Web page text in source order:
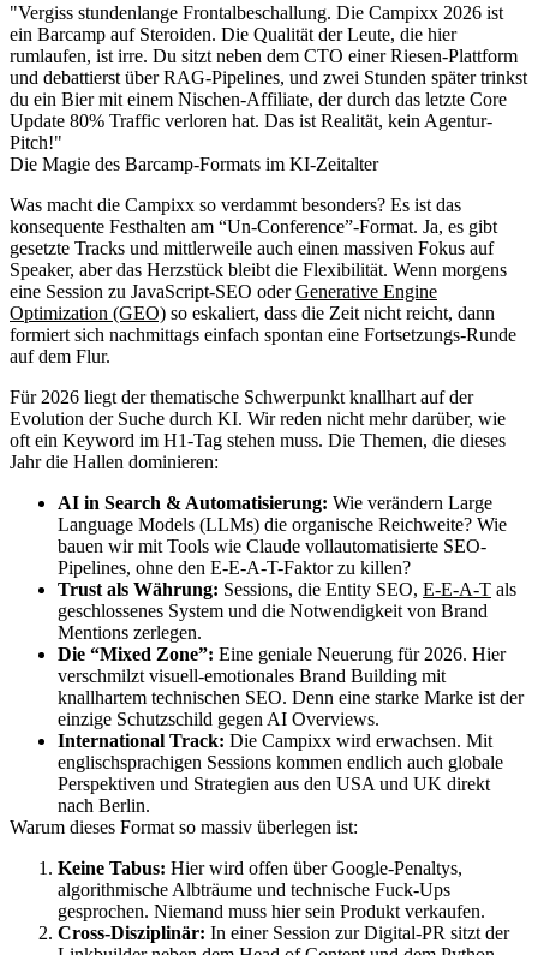
"Vergiss stundenlange Frontalbeschallung. Die Campixx 2026 ist
ein Barcamp auf Steroiden. Die Qualität der Leute, die hier
rumlaufen, ist irre. Du sitzt neben dem CTO einer Riesen-Plattform
und debattierst über RAG-Pipelines, und zwei Stunden später trinkst
du ein Bier mit einem Nischen-Affiliate, der durch das letzte Core
Update 80% Traffic verloren hat. Das ist Realität, kein Agentur-
Pitch!"
Die Magie des Barcamp-Formats im KI-Zeitalter
Was macht die Campixx so verdammt besonders? Es ist das
konsequente Festhalten am “Un-Conference”-Format. Ja, es gibt
gesetzte Tracks und mittlerweile auch einen massiven Fokus auf
Speaker, aber das Herzstück bleibt die Flexibilität. Wenn morgens
eine Session zu JavaScript-SEO oderGenerative Engine
Optimization (GEO) so eskaliert, dass die Zeit nicht reicht, dann
formiert sich nachmittags einfach spontan eine Fortsetzungs-Runde
auf dem Flur.
Für 2026 liegt der thematische Schwerpunkt knallhart auf der
Evolution der Suche durch KI. Wir reden nicht mehr darüber, wie
oft ein Keyword im H1-Tag stehen muss. Die Themen, die dieses
Jahr die Hallen dominieren:
AI in Search & Automatisierung: Wie verändern Large
Language Models (LLMs) die organische Reichweite? Wie
bauen wir mit Tools wie Claude vollautomatisierte SEO-
Pipelines, ohne den E-E-A-T-Faktor zu killen?
Trust als Währung: Sessions, die Entity SEO, E-E-A-T als
geschlossenes System und die Notwendigkeit von Brand
Mentions zerlegen.
Die “Mixed Zone”: Eine geniale Neuerung für 2026. Hier
verschmilzt visuell-emotionales Brand Building mit
knallhartem technischen SEO. Denn eine starke Marke ist der
einzige Schutzschild gegen AI Overviews.
International Track: Die Campixx wird erwachsen. Mit
englischsprachigen Sessions kommen endlich auch globale
Perspektiven und Strategien aus den USA und UK direkt
nach Berlin.
Warum dieses Format so massiv überlegen ist:
Keine Tabus: Hier wird offen über Google-Penaltys,
algorithmische Albträume und technische Fuck-Ups
gesprochen. Niemand muss hier sein Produkt verkaufen.
Cross-Disziplinär: In einer Session zur Digital-PR sitzt der